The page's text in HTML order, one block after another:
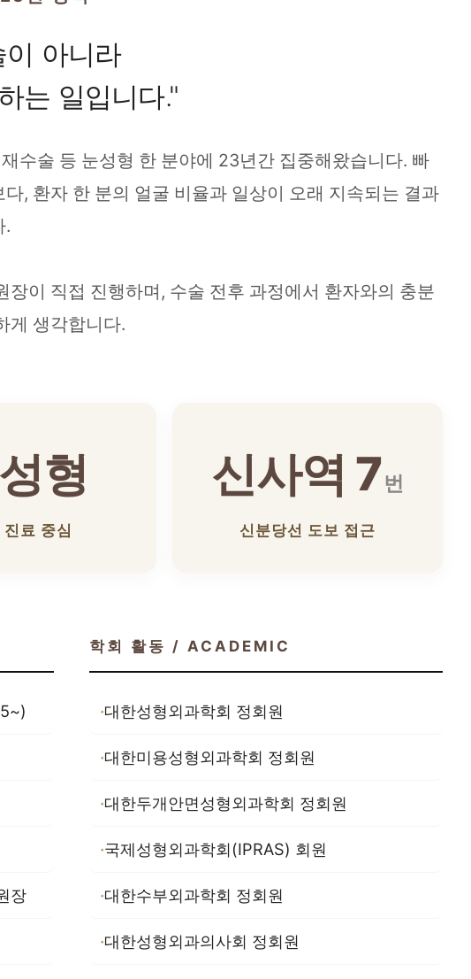
아니라
는 일입니다."
수술 등 눈성형 한 분야에 23년간 집중해왔습니다. 빠
, 환자 한 분의 얼굴 비율과 일상이 오래 지속되는 결과
.
장이 직접 진행하며, 수술 전후 과정에서 환자와의 충분
게 생각합니다.
형
진료 중심
신사역 7번
신분당선 도보 접근
장
학회 활동 / ACADEMIC
대한성형외과학회 정회원
대한미용성형외과학회 정회원
대한두개안면성형외과학회 정회원
국제성형외과학회(IPRAS) 회원
대한수부외과학회 정회원
대한성형외과의사회 정회원